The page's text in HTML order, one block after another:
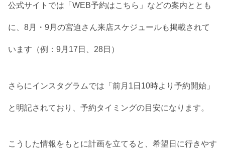
公式サイトでは「WEB予約はこちら」などの案内ととも
に、8月・9月の宮迫さん来店スケジュールも掲載されて
います（例：9月17日、28日）
さらにインスタグラムでは「前月1日10時より予約開始」
と明記されており、予約タイミングの目安になります。
こうした情報をもとに計画を立てると、希望日に行きやす